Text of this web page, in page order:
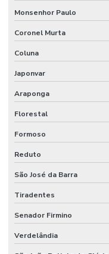
Monsenhor Paulo
Coronel Murta
Coluna
Japonvar
Araponga
Florestal
Formoso
Reduto
São José da Barra
Tiradentes
Senador Firmino
Verdelândia